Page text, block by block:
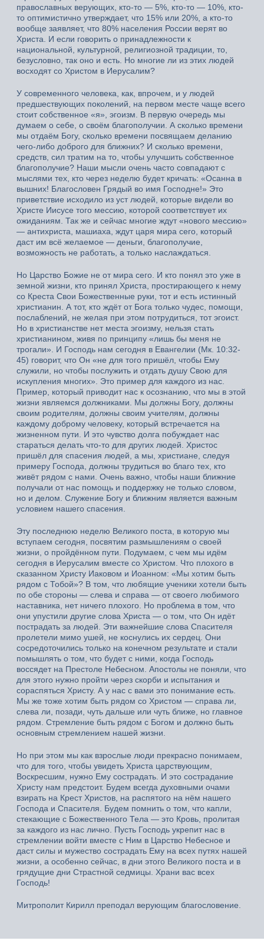
православных верующих, кто-то — 5%, кто-то — 10%, кто-
то оптимистично утверждает, что 15% или 20%, а кто-то
вообще заявляет, что 80% населения России верят во
Христа. И если говорить о принадлежности к
национальной, культурной, религиозной традиции, то,
безусловно, так оно и есть. Но многие ли из этих людей
восходят со Христом в Иерусалим?
У современного человека, как, впрочем, и у людей
предшествующих поколений, на первом месте чаще всего
стоит собственное «я», эгоизм. В первую очередь мы
думаем о себе, о своём благополучии. А сколько времени
мы отдаём Богу, сколько времени посвящаем деланию
чего-либо доброго для ближних? И сколько времени,
средств, сил тратим на то, чтобы улучшить собственное
благополучие? Наши мысли очень часто совпадают с
мыслями тех, кто через неделю будет кричать: «Осанна в
вышних! Благословен Грядый во имя Господне!» Это
приветствие исходило из уст людей, которые видели во
Христе Иисусе того мессию, которой соответствует их
ожиданиям. Так же и сейчас многие ждут «нового мессию»
— антихриста, машиаха, ждут царя мира сего, который
даст им всё желаемое — деньги, благополучие,
возможность не работать, а только наслаждаться.
Но Царство Божие не от мира сего. И кто понял это уже в
земной жизни, кто принял Христа, простирающего к нему
со Креста Свои Божественные руки, тот и есть истинный
христианин. А тот, кто ждёт от Бога только чудес, помощи,
послаблений, не желая при этом потрудиться, тот эгоист.
Но в христианстве нет места эгоизму, нельзя стать
христианином, живя по принципу «лишь бы меня не
трогали». И Господь нам сегодня в Евангелии (Мк. 10:32-
45) говорит, что Он «не для того пришёл, чтобы Ему
служили, но чтобы послужить и отдать душу Свою для
искупления многих». Это пример для каждого из нас.
Пример, который приводит нас к осознанию, что мы в этой
жизни являемся должниками. Мы должны Богу, должны
своим родителям, должны своим учителям, должны
каждому доброму человеку, который встречается на
жизненном пути. И это чувство долга побуждает нас
стараться делать что-то для других людей. Христос
пришёл для спасения людей, а мы, христиане, следуя
примеру Господа, должны трудиться во благо тех, кто
живёт рядом с нами. Очень важно, чтобы наши ближние
получали от нас помощь и поддержку не только словом,
но и делом. Служение Богу и ближним является важным
условием нашего спасения.
Эту последнюю неделю Великого поста, в которую мы
вступаем сегодня, посвятим размышлениям о своей
жизни, о пройдённом пути. Подумаем, с чем мы идём
сегодня в Иерусалим вместе со Христом. Что плохого в
сказанном Христу Иаковом и Иоанном: «Мы хотим быть
рядом с Тобой»? В том, что любящие ученики хотели быть
по обе стороны — слева и справа — от своего любимого
наставника, нет ничего плохого. Но проблема в том, что
они упустили другие слова Христа — о том, что Он идёт
пострадать за людей. Эти важнейшие слова Спасителя
пролетели мимо ушей, не коснулись их сердец. Они
сосредоточились только на конечном результате и стали
помышлять о том, что будет с ними, когда Господь
воссядет на Престоле Небесном. Апостолы не поняли, что
для этого нужно пройти через скорби и испытания и
сораспяться Христу. А у нас с вами это понимание есть.
Мы же тоже хотим быть рядом со Христом — справа ли,
слева ли, позади, чуть дальше или чуть ближе, но главное
рядом. Стремление быть рядом с Богом и должно быть
основным стремлением нашей жизни.
Но при этом мы как взрослые люди прекрасно понимаем,
что для того, чтобы увидеть Христа царствующим,
Воскресшим, нужно Ему сострадать. И это сострадание
Христу нам предстоит. Будем всегда духовными очами
взирать на Крест Христов, на распятого на нём нашего
Господа и Спасителя. Будем помнить о том, что капли,
стекающие с Божественного Тела — это Кровь, пролитая
за каждого из нас лично. Пусть Господь укрепит нас в
стремлении войти вместе с Ним в Царство Небесное и
даст силы и мужество сострадать Ему на всех путях нашей
жизни, а особенно сейчас, в дни этого Великого поста и в
грядущие дни Страстной седмицы. Храни вас всех
Господь!
Митрополит Кирилл преподал верующим благословение.